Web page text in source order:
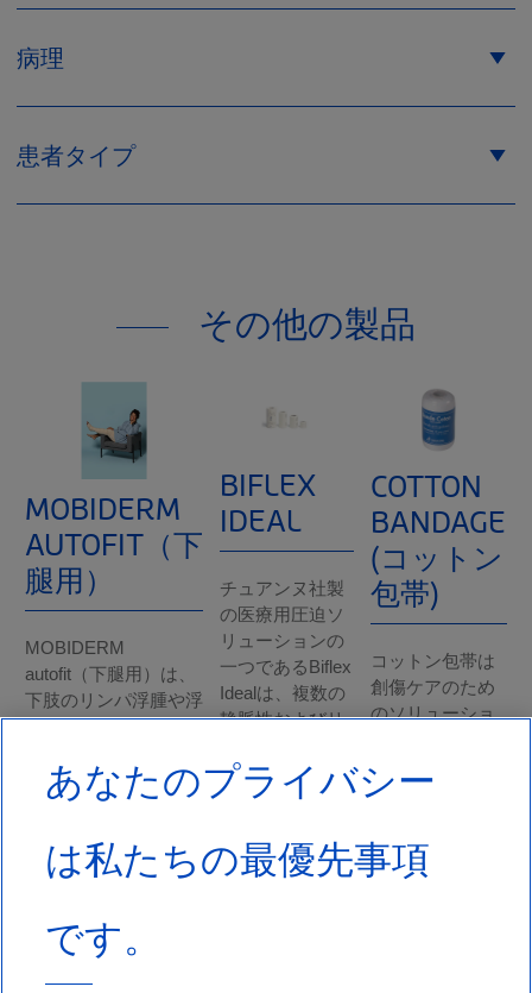
サイズ 3
ベージュ
病理
患者タイプ
その他の製品
MOBIDERM
AUTOFIT（下
腿用）
MOBIDERM
autofit（下腿用）は、
下肢のリンパ浮腫や浮
腫を管理するためのソ
（例：リンパ浮腫治療
の集中期および維持期
MOBIDERM技術を利
用しており
続きを読む
BIFLEX
IDEAL
チュアンヌ社製
の医療用圧迫ソ
リューションの
一つであるBiflex
Idealは、複数の
静脈性およびリ
治療するために
設計されていま
性包帯は、外傷
性または慢性浮
COTTON
BANDAGE
(コットン
包帯)
コットン包帯は
創傷ケアのため
のソリューショ
切な皮膚の保護
を保証します。
たこれらの包帯
は、肌に優しく
あなたのプライバシー
は私たちの最優先事項
です。